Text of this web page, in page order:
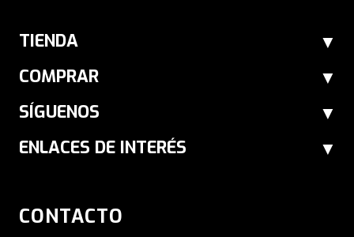
TIENDA
COMPRAR
SÍGUENOS
ENLACES DE INTERÉS
CONTACTO